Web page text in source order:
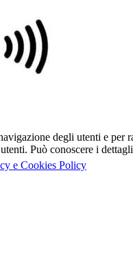
degli utenti e
Può conoscere i
e Cookies Policy